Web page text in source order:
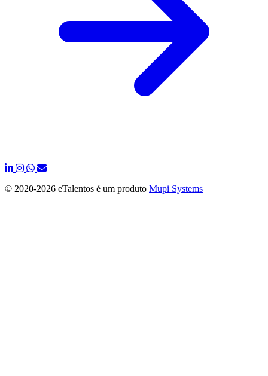
© 2020-2026 eTalentos é um produto Mupi Systems